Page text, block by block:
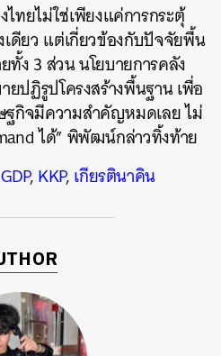
ทยไม่ใช่เพียงแค่การกระตุ้
ดียว แต่เกี่ยวข้องกับปัจจัยพื้น
ทั้ง 3 ส่วน นโยบายการคลัง
ยปฏิรูปโครงสร้างพื้นฐาน เพื่อ
ฐกิจมีความสำคัญหมดเลย ไม่
ได้” พิพัฒน์กล่าวทิ้งท้าย
GDP,KKP,เกียรตินาคิน